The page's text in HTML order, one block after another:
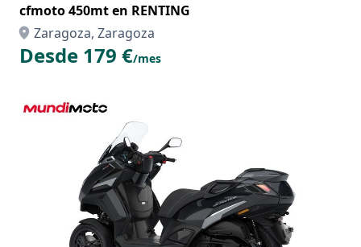
cfmoto 450mt en RENTING
Zaragoza, Zaragoza
Desde 179 €/mes